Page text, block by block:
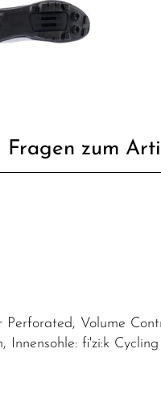
Fragen zum
Volume
fi'zi:k